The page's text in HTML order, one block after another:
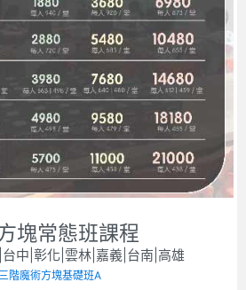
塊常態班課程
中|彰化|雲林|嘉義|台南|高雄
階魔術方塊基礎班A